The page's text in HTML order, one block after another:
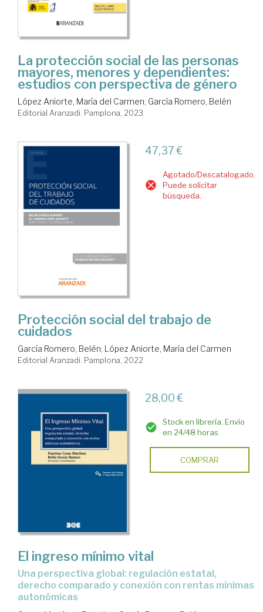
La protección social de las personas
mayores, menores y dependientes:
estudios con perspectiva de género
López Aniorte, María del Carmen; García Romero, Belén
Editorial Aranzadi. Pamplona, 2023
47,37 €
Agotado/Descatalogado.
Puede solicitar
búsqueda.
Protección social del trabajo de
cuidados
García Romero, Belén; López Aniorte, María del Carmen
Editorial Aranzadi. Pamplona, 2022
28,00 €
Stock en librería. Envío
en 24/48 horas
COMPRAR
El ingreso mínimo vital
una perspectiva global: regulación estatal,
derecho comparado y conexión con rentas mínimas
autonómicas